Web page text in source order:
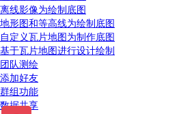
离线影像为绘制底图
地形图和等高线为绘制底图
自定义瓦片地图为制作底图
基于瓦片地图进行设计绘制
团队测绘
添加好友
群组功能
数据共享